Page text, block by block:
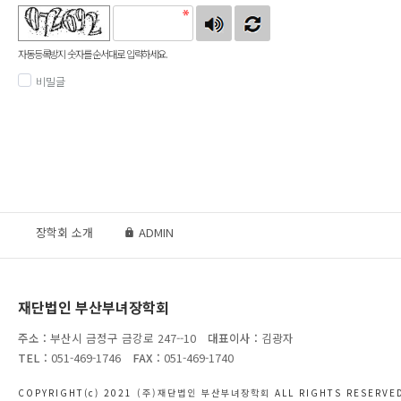
자동등록방지 숫자를 순서대로 입력하세요.
비밀글
장학회 소개 ADMIN
재단법인 부산부녀장학회
주소 : 부산시 금정구 금강로 247--10 대표이사 : 김광자
TEL : 051-469-1746 FAX : 051-469-1740
COPYRIGHT(c) 2021 (주)재단법인 부산부녀장학회 ALL RIGHTS